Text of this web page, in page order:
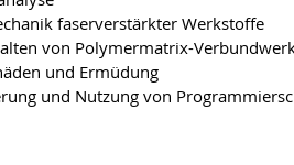
faserverstärkter Werkstoffe
von Polymermatrix-
und Ermüdung
und Nutzung von